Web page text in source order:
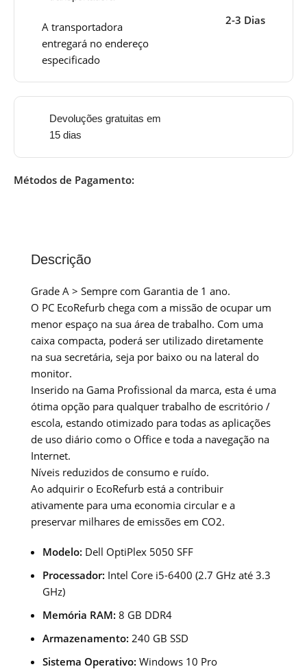
A transportadora
entregará no endereço
especificado
2-3 Dias
Devoluções gratuitas em
15 dias
Métodos de Pagamento:
Descrição
Grade A > Sempre com Garantia de 1 ano.
O PC EcoRefurb chega com a missão de ocupar um
menor espaço na sua área de trabalho. Com uma
caixa compacta, poderá ser utilizado diretamente
na sua secretária, seja por baixo ou na lateral do
monitor.
Inserido na Gama Profissional da marca, esta é uma
ótima opção para qualquer trabalho de escritório /
escola, estando otimizado para todas as aplicações
de uso diário como o Office e toda a navegação na
Internet.
Níveis reduzidos de consumo e ruído.
Ao adquirir o EcoRefurb está a contribuir
ativamente para uma economia circular e a
preservar milhares de emissões em CO2.
Modelo: Dell OptiPlex 5050 SFF
Processador: Intel Core i5-6400 (2.7 GHz até 3.3
GHz)
Memória RAM: 8 GB DDR4
Armazenamento: 240 GB SSD
Sistema Operativo: Windows 10 Pro